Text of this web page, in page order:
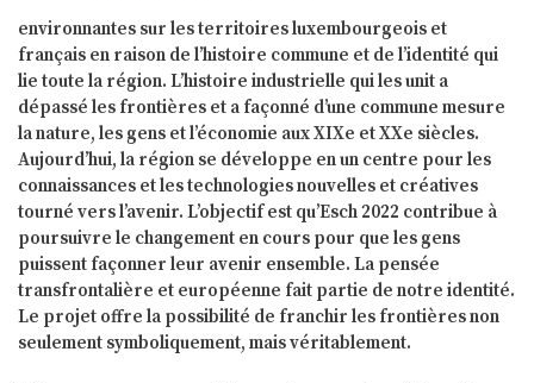
environnantes sur les territoires luxembourgeois et
français en raison de l’histoire commune et de l’identité qui
lie toute la région. L’histoire industrielle qui les unit a
dépassé les frontières et a façonné d’une commune mesure
la nature, les gens et l’économie aux XIXe et XXe siècles.
Aujourd’hui, la région se développe en un centre pour les
connaissances et les technologies nouvelles et créatives
tourné vers l’avenir. L’objectif est qu’Esch 2022 contribue à
poursuivre le changement en cours pour que les gens
puissent façonner leur avenir ensemble. La pensée
transfrontalière et européenne fait partie de notre identité.
Le projet offre la possibilité de franchir les frontières non
seulement symboliquement, mais véritablement.